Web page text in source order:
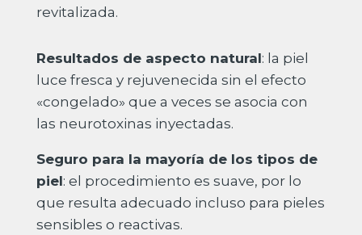
revitalizada.
Resultados de aspecto natural: la piel
luce fresca y rejuvenecida sin el efecto
«congelado» que a veces se asocia con
las neurotoxinas inyectadas.
Seguro para la mayoría de los tipos de
piel: el procedimiento es suave, por lo
que resulta adecuado incluso para pieles
sensibles o reactivas.